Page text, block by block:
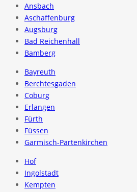
Ansbach
Aschaffenburg
Augsburg
Bad Reichenhall
Bamberg
Bayreuth
Berchtesgaden
Coburg
Erlangen
Fürth
Füssen
Garmisch-Partenkirchen
Hof
Ingolstadt
Kempten